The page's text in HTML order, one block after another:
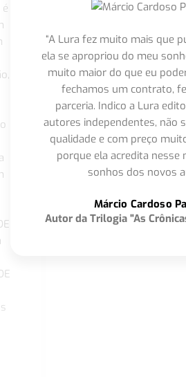
“A Lura fez muito mais que
ela se apropriou do meu
muito maior do que eu
fechamos um contrato,
parceria. Indico a Lura
autores independentes, não
qualidade e com preço
porque ela acredita nesse
sonhos dos novos
Márcio Cardoso
Autor da Trilogia "As